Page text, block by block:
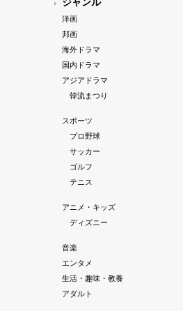
ジャンル
洋画
邦画
海外ドラマ
国内ドラマ
アジアドラマ
韓流まつり
スポーツ
プロ野球
サッカー
ゴルフ
テニス
アニメ・キッズ
ディズニー
音楽
エンタメ
生活・趣味・教養
アダルト